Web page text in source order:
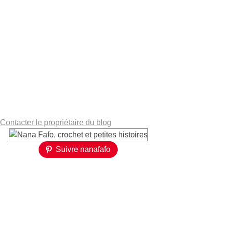
Contacter le propriétaire du blog
Suivre nanafafo